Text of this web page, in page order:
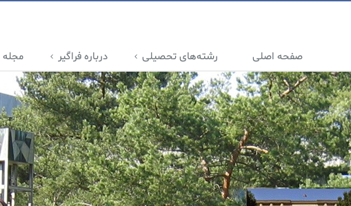
صفحه اصلی رشته‌های تحصیلی درباره فراگیر مجله